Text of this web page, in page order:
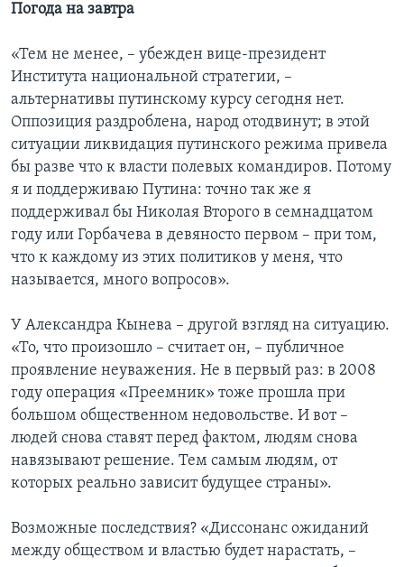
Погода на завтра
«Тем не менее, – убежден вице-президент
Института национальной стратегии, –
альтернативы путинскому курсу сегодня нет.
Оппозиция раздроблена, народ отодвинут; в этой
ситуации ликвидация путинского режима привела
бы разве что к власти полевых командиров. Потому
я и поддерживаю Путина: точно так же я
поддерживал бы Николая Второго в семнадцатом
году или Горбачева в девяносто первом – при том,
что к каждому из этих политиков у меня, что
называется, много вопросов».
У Александра Кынева – другой взгляд на ситуацию.
«То, что произошло – считает он, – публичное
проявление неуважения. Не в первый раз: в 2008
году операция «Преемник» тоже прошла при
большом общественном недовольстве. И вот –
людей снова ставят перед фактом, людям снова
навязывают решение. Тем самым людям, от
которых реально зависит будущее страны».
Возможные последствия? «Диссонанс ожиданий
между обществом и властью будет нарастать, –